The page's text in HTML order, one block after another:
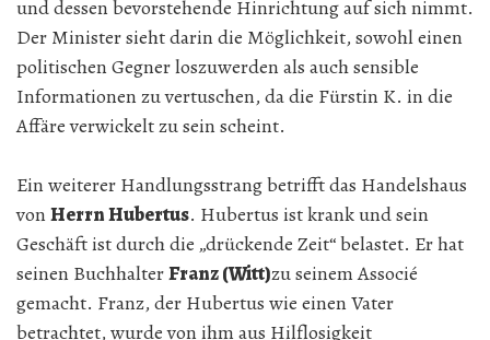
und dessen bevorstehende Hinrichtung auf sich nimmt.
Der Minister sieht darin die Möglichkeit, sowohl einen
politischen Gegner loszuwerden als auch sensible
Informationen zu vertuschen, da die Fürstin K. in die
Affäre verwickelt zu sein scheint.
Ein weiterer Handlungsstrang betrifft das Handelshaus
vonHerrn Hubertus. Hubertus ist krank und sein
Geschäft ist durch die „drückende Zeit“ belastet. Er hat
seinen BuchhalterFranz (Witt)zu seinem Associé
gemacht. Franz, der Hubertus wie einen Vater
betrachtet, wurde von ihm aus Hilflosigkeit